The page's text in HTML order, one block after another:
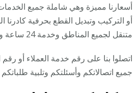
أسعارنا مميزة وهي شاملة جميع
أو التركيب وتبديل القطع بحرفية كادرنا
متنقل لجميع المناطق وخدمة 24 ساعة وطيلة الأسبوع.
اتصلوا بنا على رقم خدمة العملاء أو
جميع اتصالاتكم وأسئلتكم وتلبية